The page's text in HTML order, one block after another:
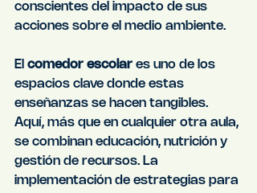
conscientes del impacto de sus
acciones sobre el medio ambiente.
El comedor escolar es uno de los
espacios clave donde estas
enseñanzas se hacen tangibles.
Aquí, más que en cualquier otra aula,
se combinan educación, nutrición y
gestión de recursos. La
implementación de estrategias para